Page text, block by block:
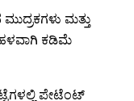
ಮತ್ತು
ಕಡಿಮೆ
ಪೇಟೆಂಟ್